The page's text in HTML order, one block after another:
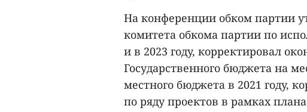
На конференции обком партии
комитета обкома партии по
и в 2023 году, корректировал
Государственного бюджета на
местного бюджета в 2021 году,
по ряду проектов в рамках